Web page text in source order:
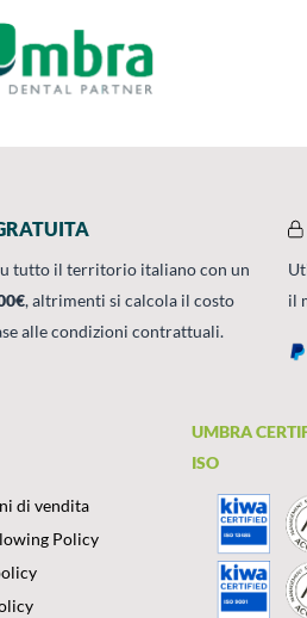
tutto il territorio italiano con un
, altrimenti si calcola il costo
alle condizioni contrattuali.
il
di vendita
Policy
UMBRA
ISO